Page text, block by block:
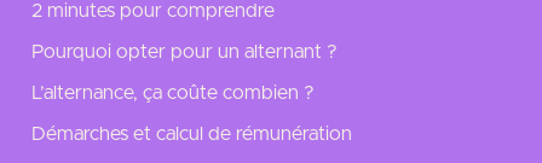
2 minutes pour comprendre
Pourquoi opter pour un alternant ?
L’alternance, ça coûte combien ?
Démarches et calcul de rémunération